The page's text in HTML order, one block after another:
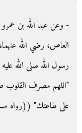
- وعن عبد الله بن
العاص، رضي الله
رسول الله صلى الله
‏"‏اللهم مصرف القلوب
على طاعتك‏"‏ ‏(‏‏(‏رواه